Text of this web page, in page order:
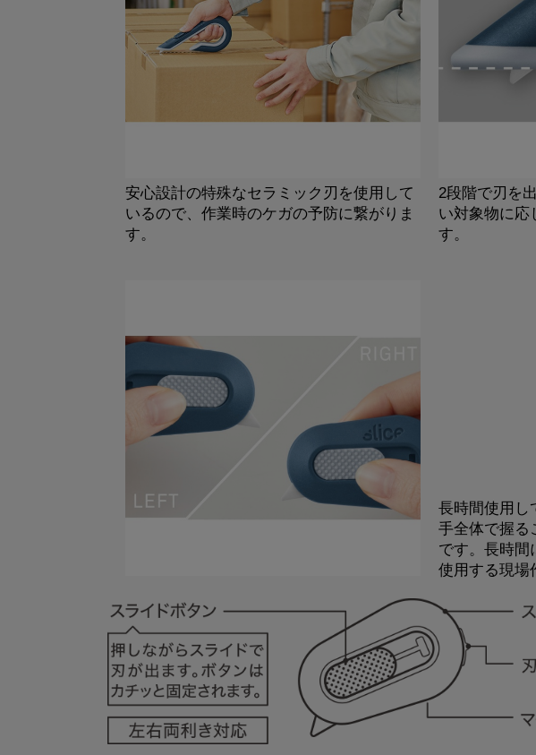
安心設計の特殊なセラミック刃を使用して
いるので、作業時のケガの予防に繋がりま
す。
2段階で刃を
い対象物に応
す。
長時間使用し
手全体で握る
です。長時間
使用する現場